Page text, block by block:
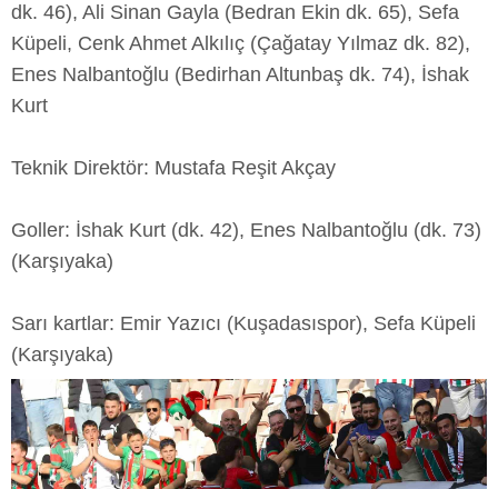
dk. 46), Ali Sinan Gayla (Bedran Ekin dk. 65), Sefa
Küpeli, Cenk Ahmet Alkılıç (Çağatay Yılmaz dk. 82),
Enes Nalbantoğlu (Bedirhan Altunbaş dk. 74), İshak
Kurt
Teknik Direktör: Mustafa Reşit Akçay
Goller: İshak Kurt (dk. 42), Enes Nalbantoğlu (dk. 73)
(Karşıyaka)
Sarı kartlar: Emir Yazıcı (Kuşadasıspor), Sefa Küpeli
(Karşıyaka)